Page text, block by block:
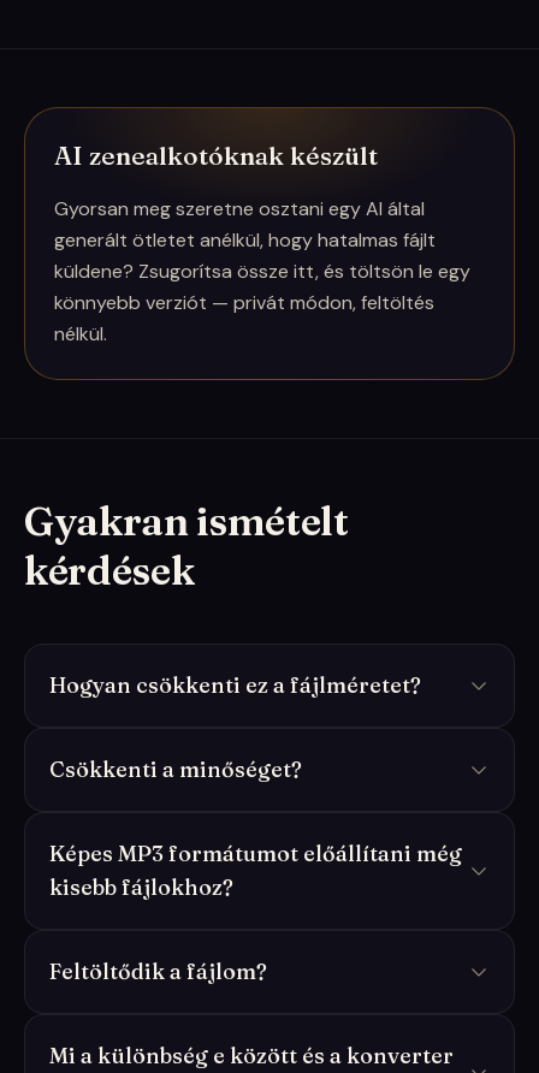
AI zenealkotóknak készült
Gyorsan meg szeretne osztani egy AI által
generált ötletet anélkül, hogy hatalmas fájlt
küldene? Zsugorítsa össze itt, és töltsön le egy
könnyebb verziót — privát módon, feltöltés
nélkül.
Gyakran ismételt
kérdések
Hogyan csökkenti ez a fájlméretet?
Csökkenti a minőséget?
Képes MP3 formátumot előállítani még
kisebb fájlokhoz?
Feltöltődik a fájlom?
Mi a különbség e között és a konverter